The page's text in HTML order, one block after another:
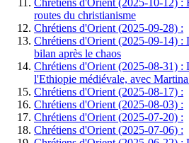
routes du christianisme
Chrétiens d'Orient (2025-09-28) :
Chrétiens d'Orient (2025-09-14) :
bilan après le chaos
Chrétiens d'Orient (2025-08-31) :
l'Ethiopie médiévale, avec
Chrétiens d'Orient (2025-08-17) :
Chrétiens d'Orient (2025-08-03) :
Chrétiens d'Orient (2025-07-20) :
Chrétiens d'Orient (2025-07-06) :